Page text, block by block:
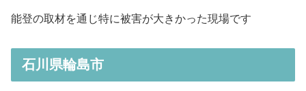
能登の取材を通じ特に被害が大きかった現場です
石川県輪島市